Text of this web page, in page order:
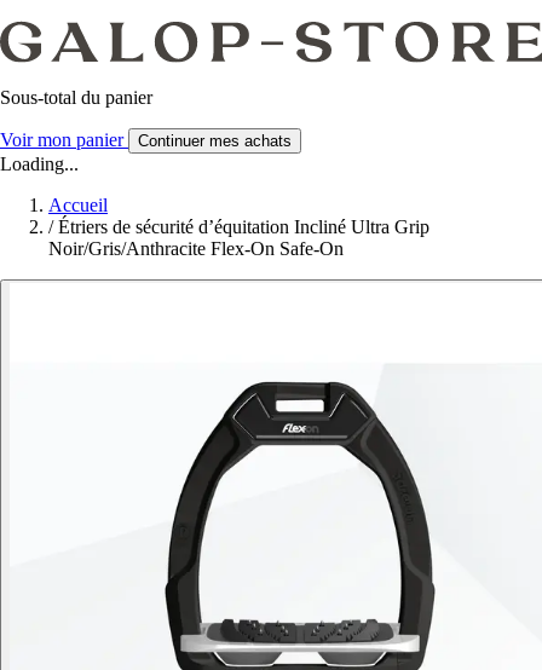
Sous-total du panier
Voir mon panier Continuer mes achats
Loading...
Accueil
/ Étriers de sécurité d’équitation Incliné Ultra Grip
Noir/Gris/Anthracite Flex-On Safe-On